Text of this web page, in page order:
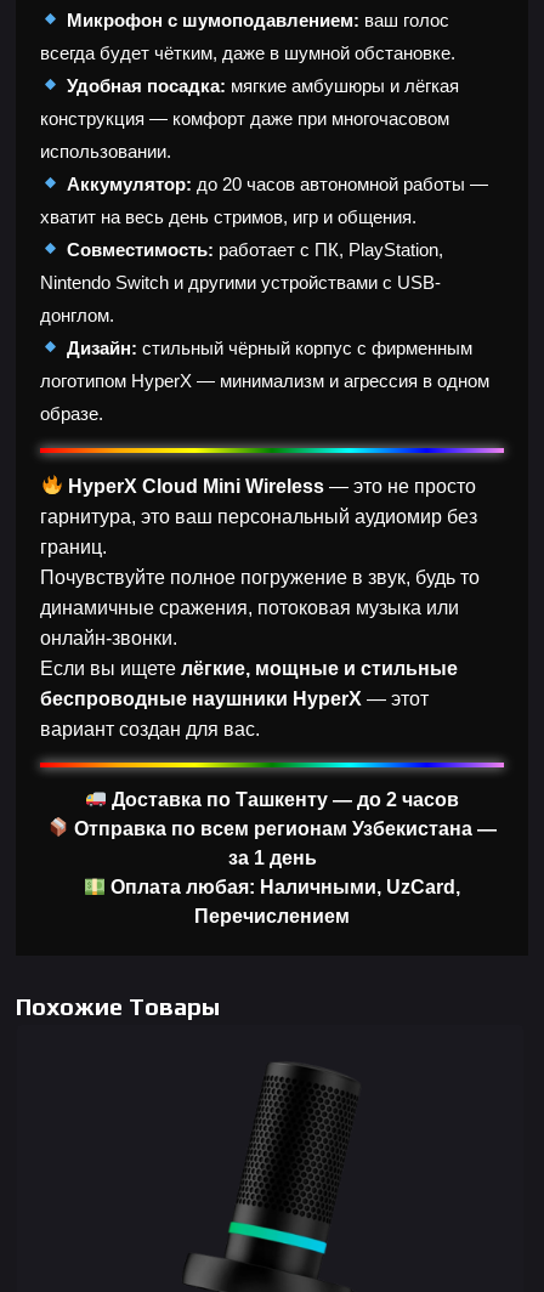
Микрофон с шумоподавлением: ваш голос
всегда будет чётким, даже в шумной обстановке.
Удобная посадка: мягкие амбушюры и лёгкая
конструкция — комфорт даже при многочасовом
использовании.
Аккумулятор: до 20 часов автономной работы —
хватит на весь день стримов, игр и общения.
Совместимость: работает с ПК, PlayStation,
Nintendo Switch и другими устройствами с USB-
донглом.
Дизайн: стильный чёрный корпус с фирменным
логотипом HyperX — минимализм и агрессия в одном
образе.
HyperX Cloud Mini Wireless— это не просто
гарнитура, это ваш персональный аудиомир без
границ.
Почувствуйте полное погружение в звук, будь то
динамичные сражения, потоковая музыка или
онлайн-звонки.
Если вы ищетелёгкие, мощные и стильные
беспроводные наушники HyperX — этот
вариант создан для вас.
Доставка по Ташкенту — до 2 часов
Отправка по всем регионам Узбекистана —
за 1 день
Оплата любая: Наличными, UzCard,
Перечислением
Похожие Товары